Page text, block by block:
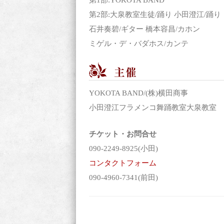
第2部:大泉教室生徒/踊り 小田澄江/踊り
石井奏碧/ギター 橋本容昌/カホン
ミゲル・デ・バダホス/カンテ
YOKOTA BAND/(株)横田商事
小田澄江フラメンコ舞踊教室大泉教室
チケット・お問合せ
090-2249-8925(小田)
コンタクトフォーム
090-4960-7341(前田)